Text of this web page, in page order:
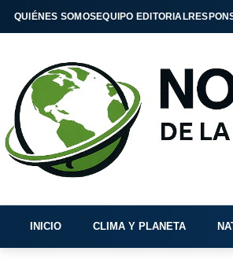
QUIÉNES SOMOSEQUIPO EDITORIAL
INICIO CLIMA Y PLANETA